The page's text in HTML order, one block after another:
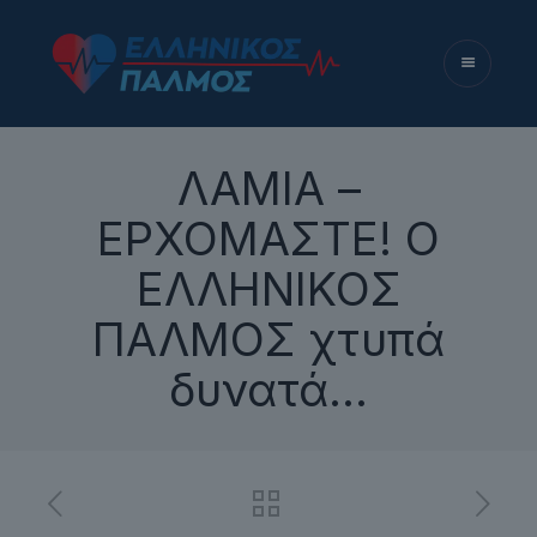
ΛΑΜΙΑ –
ΕΡΧΟΜΑΣΤΕ! Ο
ΕΛΛΗΝΙΚΟΣ
ΠΑΛΜΟΣ χτυπά
δυνατά…